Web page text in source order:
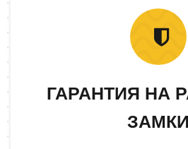
ГАРАНТИЯ НА
ЗАМКИ